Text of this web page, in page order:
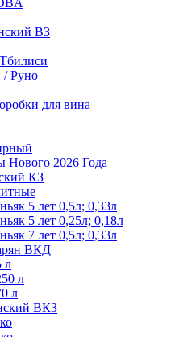
ВЗ
/ Руно
для вина
Нового 2026 Года
КЗ
5 лет 0,5л; 0,33л
5 лет 0,25л; 0,18л
7 лет 0,5л; 0,33л
ВКД
л
л
л
ВКЗ